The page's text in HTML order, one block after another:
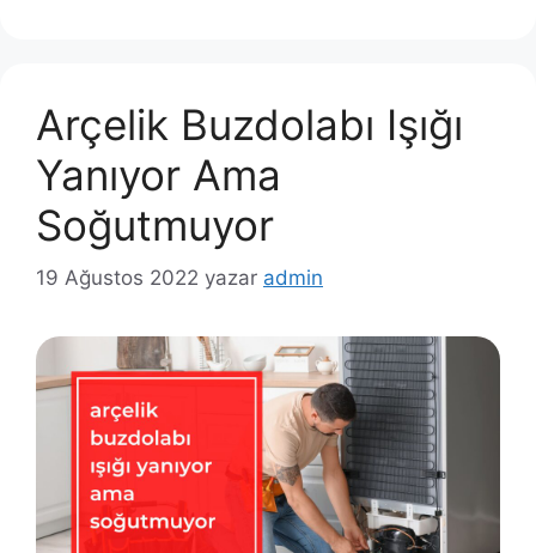
Arçelik Buzdolabı Işığı
Yanıyor Ama
Soğutmuyor
19 Ağustos 2022 yazar admin